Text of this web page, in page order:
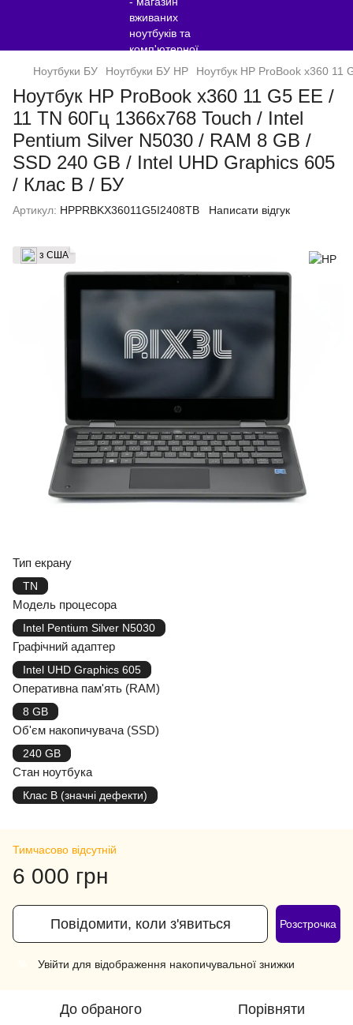
Ноутбуки БУ Ноутбуки БУ HP Ноутбук HP ProBook x360 11
Ноутбук HP ProBook x360 11 G5 EE /
11 TN 60Гц 1366x768 Touch / Intel
Pentium Silver N5030 / RAM 8 GB /
SSD 240 GB / Intel UHD Graphics 605
/ Клас B / БУ
Артикул: HPPRBKX36011G5I2408TB Написати відгук
з США
Тип екрану
TN
Модель процесора
Intel Pentium Silver N5030
Графічний адаптер
Intel UHD Graphics 605
Оперативна пам'ять (RAM)
8 GB
Об'єм накопичувача (SSD)
240 GB
Стан ноутбука
Клас B (значні дефекти)
Тимчасово відсутній
6 000 грн
Повідомити, коли з'явиться Розстрочка
Увійти для відображення накопичувальної знижки
До обраного Порівняти